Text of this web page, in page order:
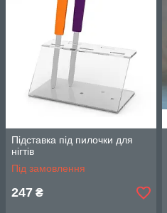
Підставка під пилочки для
нігтів
Під замовлення
247 ₴